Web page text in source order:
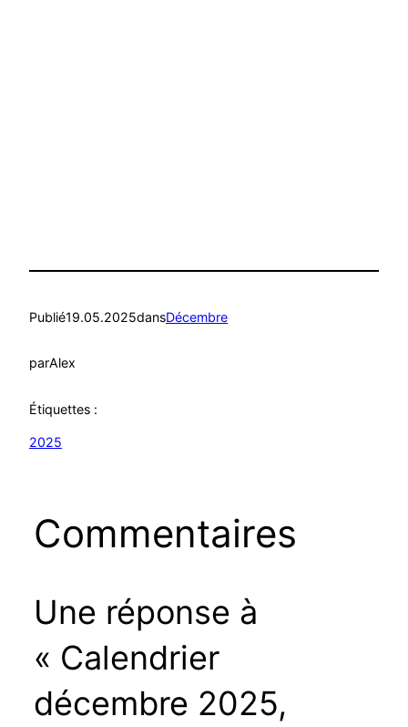
Publié19.05.2025dansDécembre
parAlex
Étiquettes :
2025
Commentaires
Une réponse à
« Calendrier
décembre 2025,